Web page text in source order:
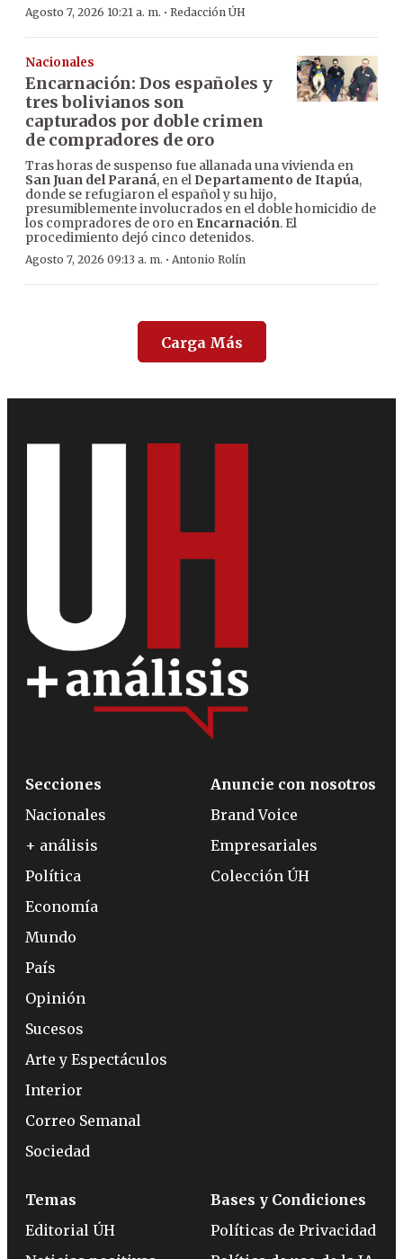
Agosto 7, 2026 10:21 a. m. · Redacción ÚH
Nacionales
Encarnación: Dos españoles y
tres bolivianos son
capturados por doble crimen
de compradores de oro
Tras horas de suspenso fue allanada una vivienda en
San Juan del Paraná, en el Departamento de Itapúa,
donde se refugiaron el español y su hijo,
presumiblemente involucrados en el doble homicidio de
los compradores de oro en Encarnación. El
procedimiento dejó cinco detenidos.
Agosto 7, 2026 09:13 a. m. · Antonio Rolín
Carga Más
Secciones
Nacionales
+ análisis
Política
Economía
Mundo
País
Opinión
Sucesos
Arte y Espectáculos
Interior
Correo Semanal
Sociedad
Anuncie con nosotros
Brand Voice
Empresariales
Colección ÚH
Temas
Editorial ÚH
Bases y Condiciones
Políticas de Privacidad